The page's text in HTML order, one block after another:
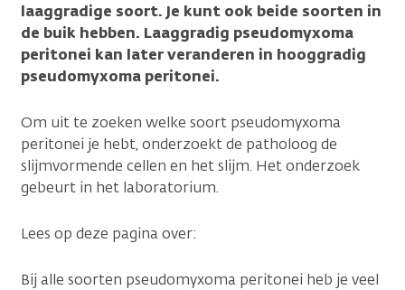
laaggradige soort. Je kunt ook beide soorten in
de buik hebben. Laaggradig pseudomyxoma
peritonei kan later veranderen in hooggradig
pseudomyxoma peritonei.
Om uit te zoeken welke soort pseudomyxoma
peritonei je hebt, onderzoekt de patholoog de
slijmvormende cellen en het slijm. Het onderzoek
gebeurt in het laboratorium.
Lees op deze pagina over:
Bij alle soorten pseudomyxoma peritonei heb je veel